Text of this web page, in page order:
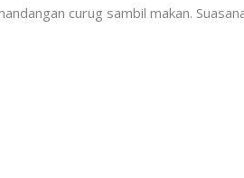
curug sambil makan.